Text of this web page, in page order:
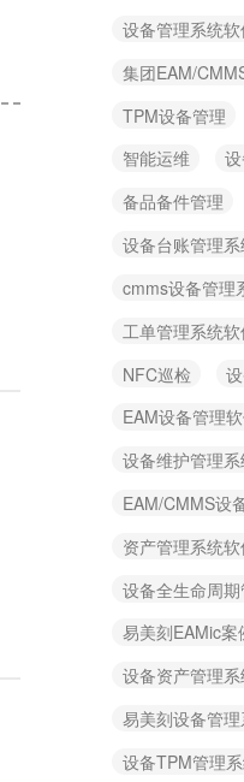
设备管理系统
集团EAM/
TPM设备管理
智能运维
备品备件管理
设备台账管理
cmms设备管理
工单管理系统
NFC巡检
EAM设备管理
设备维护管理
EAM/CMMS设
资产管理系统
设备全生命周
易美刻EAMic案
设备资产管理
易美刻设备管
设备TPM管理